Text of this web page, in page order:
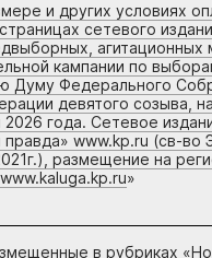
и других условиях
сетевого
агитационных
кампании по
Думу Федерального
девятого созыва,
2026 года. Сетевое
правда» www.kp.ru (св-
размещение на
»
в рубриках «